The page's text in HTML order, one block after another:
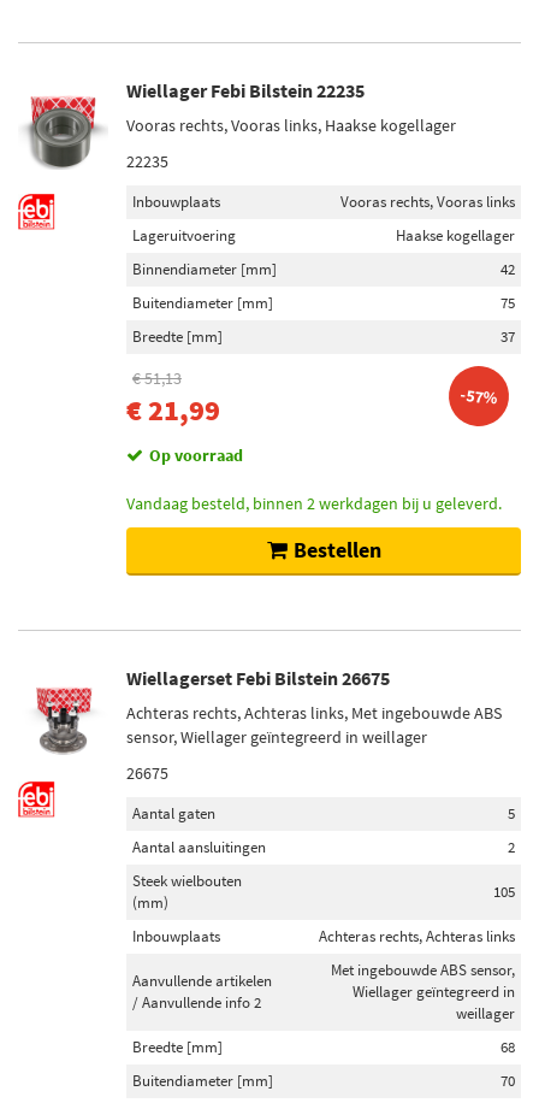
Wiellager Febi Bilstein 22235
Vooras rechts, Vooras links, Haakse kogellager
22235
Inbouwplaats
Vooras rechts, Vooras links
Lageruitvoering
Haakse kogellager
Binnendiameter [mm]
42
Buitendiameter [mm]
75
Breedte [mm]
37
€ 51,13
€ 21,99 -57%
Op voorraad
Vandaag besteld, binnen 2 werkdagen bij u geleverd.
Bestellen
Wiellagerset Febi Bilstein 26675
Achteras rechts, Achteras links, Met ingebouwde ABS
sensor, Wiellager geïntegreerd in weillager
26675
Aantal gaten
5
Aantal aansluitingen
2
Steek wielbouten
(mm)
105
Inbouwplaats Achteras rechts, Achteras links
Aanvullende artikelen
/ Aanvullende info 2
Met ingebouwde ABS sensor,
Wiellager geïntegreerd in
weillager
Breedte [mm]
68
Buitendiameter [mm]
70